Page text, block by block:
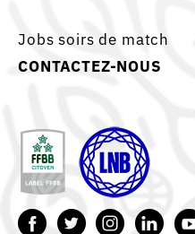
Jobs soirs de match
CONTACTEZ-NOUS